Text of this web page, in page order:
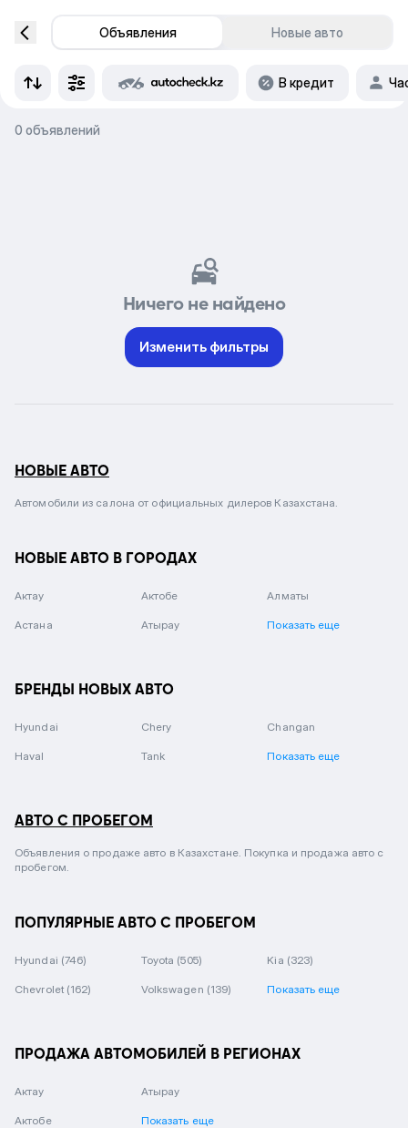
Объявления Новые авто
В кредит
0 объявлений
Ничего не найдено
Изменить фильтры
НОВЫЕ АВТО
Автомобили из салона от официальных дилеров Казахстана.
НОВЫЕ АВТО В ГОРОДАХ
Актау Актобе Алматы
Астана Атырау Показать еще
БРЕНДЫ НОВЫХ АВТО
Hyundai Chery Changan
Haval Tank Показать еще
АВТО С ПРОБЕГОМ
Объявления о продаже авто в Казахстане. Покупка и продажа авто с
пробегом.
ПОПУЛЯРНЫЕ АВТО С ПРОБЕГОМ
Hyundai (746) Toyota (505) Kia (323)
Chevrolet (162) Volkswagen (139) Показать еще
ПРОДАЖА АВТОМОБИЛЕЙ В РЕГИОНАХ
Актау
Актобе
Атырау
Показать еще